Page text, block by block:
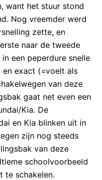
want het stuur stond
Nog vreemder werd
zette, en
naar de tweede
een peperdure snelle
exact (=voelt als
van deze
gaat net even een
Kia. De
en Kia blinken uit in
zijn nog steeds
van deze
schoolvoorbeeld
te schakelen.